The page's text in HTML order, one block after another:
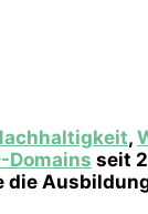
,
Domains seit
die